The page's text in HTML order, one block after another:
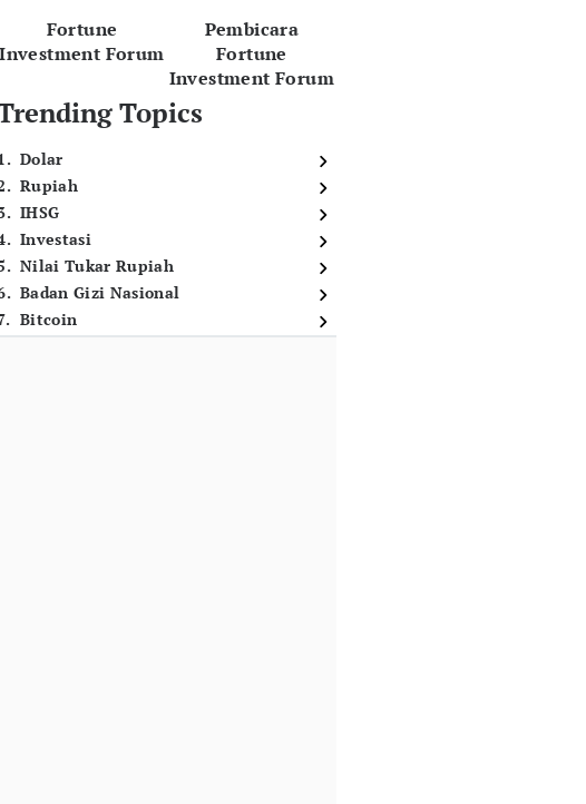
Fortune
Investment Forum
Pembicara
Fortune
Investment Forum
Topics
. Dolar
. Rupiah
. IHSG
. Investasi
. Nilai Tukar Rupiah
. Badan Gizi Nasional
. Bitcoin